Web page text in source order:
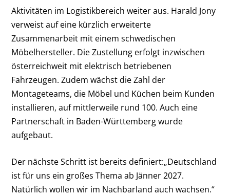
Aktivitäten im Logistikbereich weiter aus. Harald Jony
verweist auf eine kürzlich erweiterte
Zusammenarbeit mit einem schwedischen
Möbelhersteller. Die Zustellung erfolgt inzwischen
österreichweit mit elektrisch betriebenen
Fahrzeugen. Zudem wächst die Zahl der
Montageteams, die Möbel und Küchen beim Kunden
installieren, auf mittlerweile rund 100. Auch eine
Partnerschaft in Baden-Württemberg wurde
aufgebaut.
Der nächste Schritt ist bereits definiert:„Deutschland
ist für uns ein großes Thema ab Jänner 2027.
Natürlich wollen wir im Nachbarland auch wachsen.“